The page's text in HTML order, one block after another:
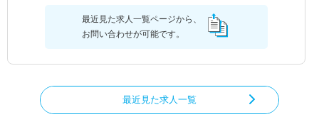
最近見た求人一覧ページから、
お問い合わせが可能です。
最近見た求人一覧